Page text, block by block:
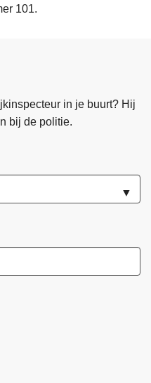
101.
in je buurt? Hij
bij de politie.
▼